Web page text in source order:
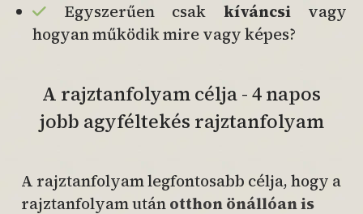
Egyszerűen csak kíváncsi vagy
hogyan működik mire vagy képes?
A rajztanfolyam célja - 4 napos
jobb agyféltekés rajztanfolyam
A rajztanfolyam legfontosabb célja, hogy a
rajztanfolyam utánotthon önállóan is